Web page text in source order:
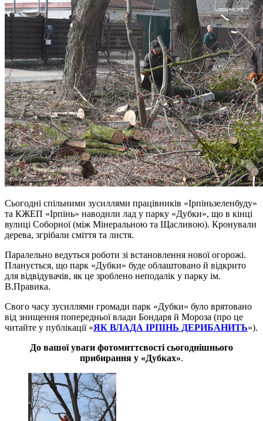
Сьогодні спільними зусиллями працівників «Ірпіньзеленбуду»
та КЖЕП «Ірпінь» наводили лад у парку «Дубки», що в кінці
вулиці Соборної (між Мінеральною та Щасливою). Кронували
дерева, згрібали сміття та листя.
Паралельно ведуться роботи зі встановлення нової огорожі.
Планується, що парк «Дубки» буде облаштовано й відкрито
для відвідувачів, як це зроблено неподалік у парку ім.
В.Правика.
Свого часу зусиллями громади парк «Дубки» було врятовано
від знищення попередньої влади Бондаря й Мороза (про це
читайте у публікації «ЯК ВЛАДА ІРПІНЬ ДЕРИБАНИТЬ»).
До вашої уваги фотомиттєвості сьогоднішнього
прибирання у «Дубках».